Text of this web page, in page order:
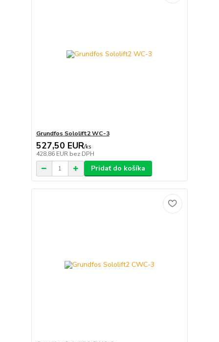
Grundfos Sololift2 WC-3
527,50 EUR/ks
428,86 EUR bez DPH
Pridať do košíka